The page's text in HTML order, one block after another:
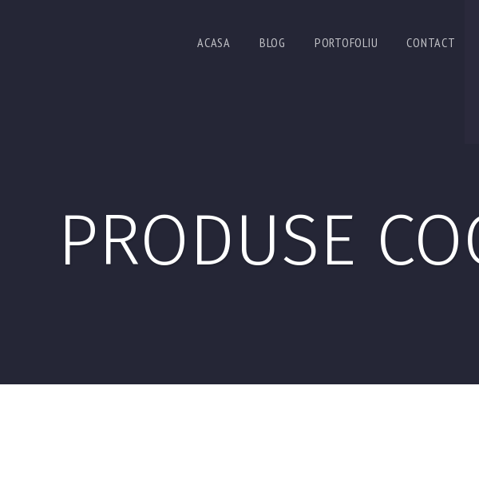
ACASA BLOG PORTOFOLIU CONTACT
PRODUSE